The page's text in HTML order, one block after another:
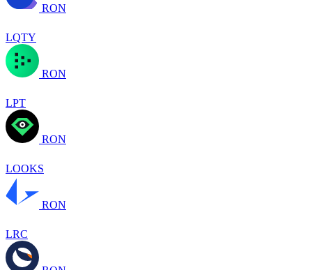
RON
LQTY
RON
LPT
RON
LOOKS
RON
LRC